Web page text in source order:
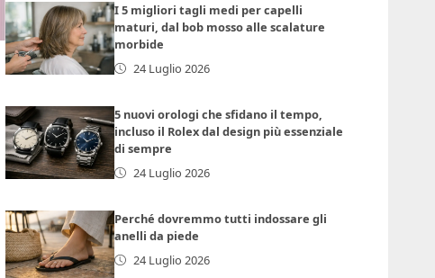
I 5 migliori tagli medi per capelli
maturi, dal bob mosso alle scalature
morbide
24 Luglio 2026
5 nuovi orologi che sfidano il tempo,
incluso il Rolex dal design più essenziale
di sempre
24 Luglio 2026
Perché dovremmo tutti indossare gli
anelli da piede
24 Luglio 2026